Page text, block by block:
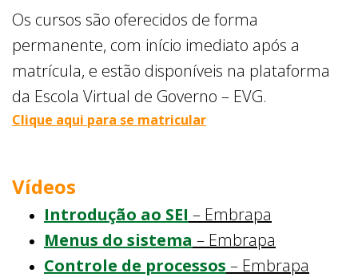
Os cursos são oferecidos de forma
permanente, com início imediato após a
matrícula, e estão disponíveis na plataforma
da Escola Virtual de Governo – EVG.
Clique aqui para se matricular
Vídeos
Introdução ao SEI – Embrapa
Menus do sistema – Embrapa
Controle de processos – Embrapa